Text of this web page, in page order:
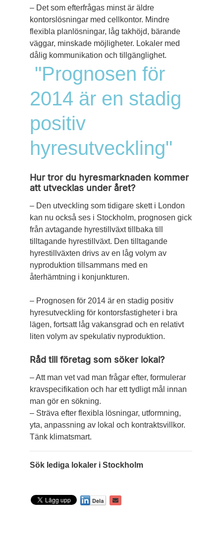
– Det som efterfrågas minst är äldre
kontorslösningar med cellkontor. Mindre
flexibla planlösningar, låg takhöjd, bärande
väggar, minskade möjligheter. Lokaler med
dålig kommunikation och tillgänglighet.
"Prognosen för
2014 är en stadig
positiv
hyresutveckling"
Hur tror du hyresmarknaden kommer
att utvecklas under året?
– Den utveckling som tidigare skett i London
kan nu också ses i Stockholm, prognosen gick
från avtagande hyrestillväxt tillbaka till
tilltagande hyrestillväxt. Den tilltagande
hyrestillväxten drivs av en låg volym av
nyproduktion tillsammans med en
återhämtning i ­konjunkturen.
– Prognosen för 2014 är en stadig positiv
hyresutveckling för kontorsfastigheter i bra
lägen, fortsatt låg vakansgrad och en relativt
liten volym av spekulativ nyproduktion.
Råd till företag som söker lokal?
– Att man vet vad man frågar efter, formulerar
kravspecifikation och har ett tydligt mål innan
man gör en sökning.
– Sträva efter flexibla lösningar, utformning,
yta, anpassning av lokal och kontraktsvillkor.
Tänk klimat­smart.
Sök lediga lokaler i Stockholm